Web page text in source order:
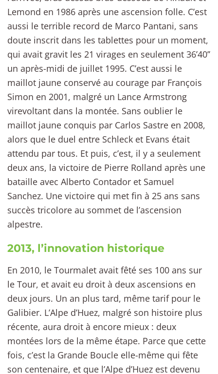
Lemond en 1986 après une ascension folle. C’est
aussi le terrible record de Marco Pantani, sans
doute inscrit dans les tablettes pour un moment,
qui avait gravit les 21 virages en seulement 36’40’’
un après-midi de juillet 1995. C’est aussi le
maillot jaune conservé au courage par François
Simon en 2001, malgré un Lance Armstrong
virevoltant dans la montée. Sans oublier le
maillot jaune conquis par Carlos Sastre en 2008,
alors que le duel entre Schleck et Evans était
attendu par tous. Et puis, c’est, il y a seulement
deux ans, la victoire de Pierre Rolland après une
bataille avec Alberto Contador et Samuel
Sanchez. Une victoire qui met fin à 25 ans sans
succès tricolore au sommet de l’ascension
alpestre.
2013, l’innovation historique
En 2010, le Tourmalet avait fêté ses 100 ans sur
le Tour, et avait eu droit à deux ascensions en
deux jours. Un an plus tard, même tarif pour le
Galibier. L’Alpe d’Huez, malgré son histoire plus
récente, aura droit à encore mieux : deux
montées lors de la même étape. Parce que cette
fois, c’est la Grande Boucle elle-même qui fête
son centenaire, et que l’Alpe d’Huez est devenu